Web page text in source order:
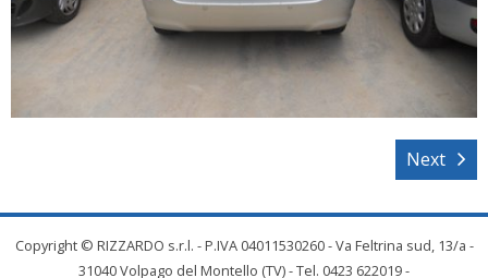
Next
Copyright © RIZZARDO s.r.l. - P.IVA 04011530260 - Va Feltrina sud, 13/a -
31040 Volpago del Montello (TV) - Tel. 0423 622019 -